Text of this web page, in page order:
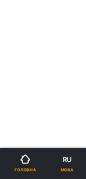
ГОЛОВНА
RU
МОВА